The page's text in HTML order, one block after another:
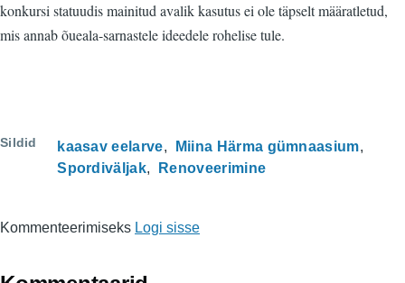
konkursi statuudis mainitud avalik kasutus ei ole täpselt määratletud,
mis annab õueala-sarnastele ideedele rohelise tule.
Sildid kaasav eelarve
Miina Härma gümnaasium
Spordiväljak
Renoveerimine
Kommenteerimiseks Logi sisse